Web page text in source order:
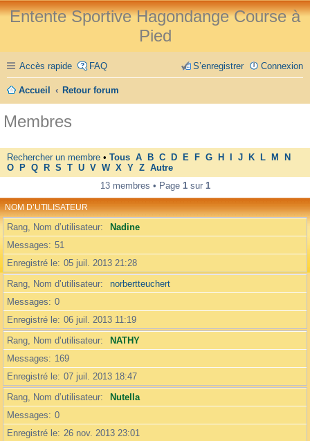
Entente Sportive Hagondange Course à
Pied
Accès rapide FAQ Connexion
S’enregistrer
Accueil Retour forum
Membres
Rechercher un membre • Tous A B C D E F G H J K L M
N
O
P Q R S T U V W X Y Z Autre
13 membres • Page 1sur 1
NOM D’UTILISATEUR
Rang, Nom d’utilisateur
Nadine
Messages
51
Enregistré le 05 juil. 2013 21:28
Rang, Nom d’utilisateur
norbertteuchert
Messages
0
Enregistré le 06 juil. 2013 11:19
Rang, Nom d’utilisateur
NATHY
Messages
169
Enregistré le 07 juil. 2013 18:47
Rang, Nom d’utilisateur
Nutella
Messages
0
Enregistré le 26 nov. 2013 23:01